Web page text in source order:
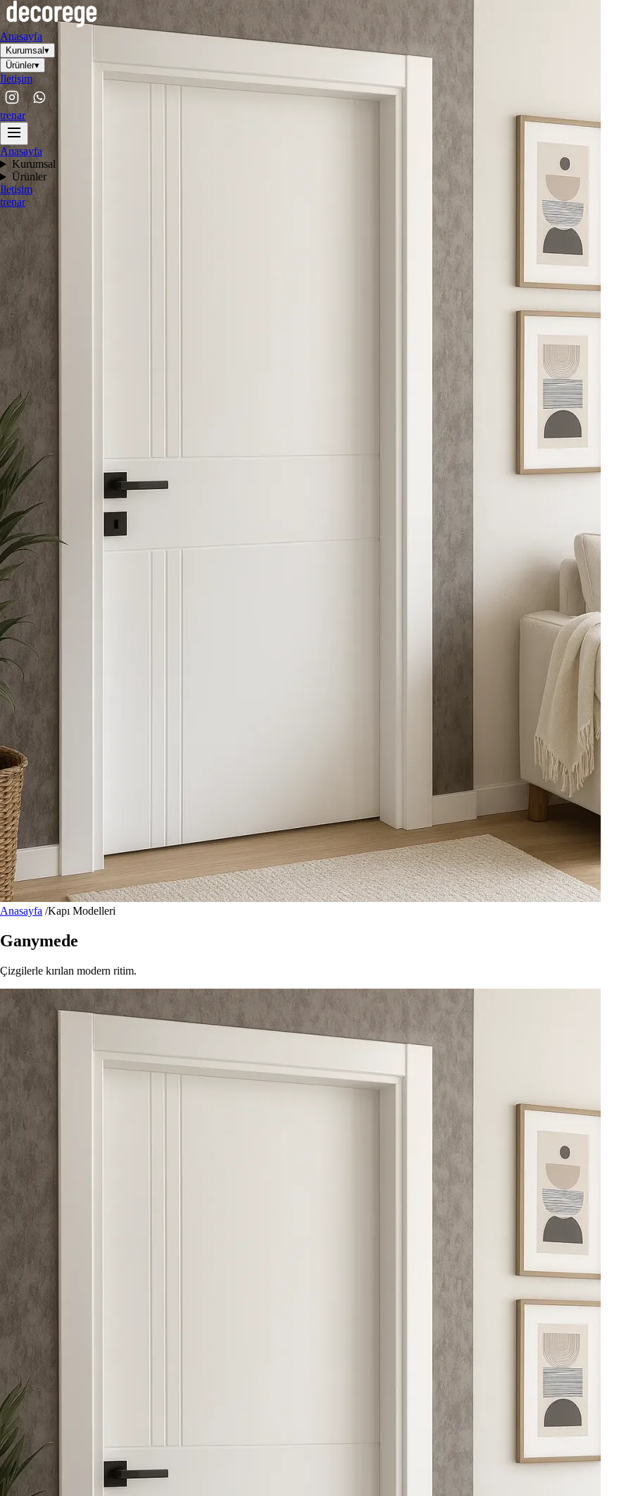
Anasayfa
Kurumsal▾
Ürünler▾
İletişim
trenar
Anasayfa
Kurumsal
Ürünler
İletişim
trenar
Anasayfa /Kapı Modelleri
Ganymede
Çizgilerle kırılan modern ritim.